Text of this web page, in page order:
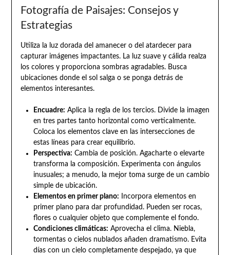
Fotografía de Paisajes: Consejos y
Estrategias
Utiliza la luz dorada del amanecer o del atardecer para
capturar imágenes impactantes. La luz suave y cálida realza
los colores y proporciona sombras agradables. Busca
ubicaciones donde el sol salga o se ponga detrás de
elementos interesantes.
Encuadre: Aplica la regla de los tercios. Divide la imagen
en tres partes tanto horizontal como verticalmente.
Coloca los elementos clave en las intersecciones de
estas líneas para crear equilibrio.
Perspectiva: Cambia de posición. Agacharte o elevarte
transforma la composición. Experimenta con ángulos
inusuales; a menudo, la mejor toma surge de un cambio
simple de ubicación.
Elementos en primer plano: Incorpora elementos en
primer plano para dar profundidad. Pueden ser rocas,
flores o cualquier objeto que complemente el fondo.
Condiciones climáticas: Aprovecha el clima. Niebla,
tormentas o cielos nublados añaden dramatismo. Evita
días con un cielo completamente despejado, ya que